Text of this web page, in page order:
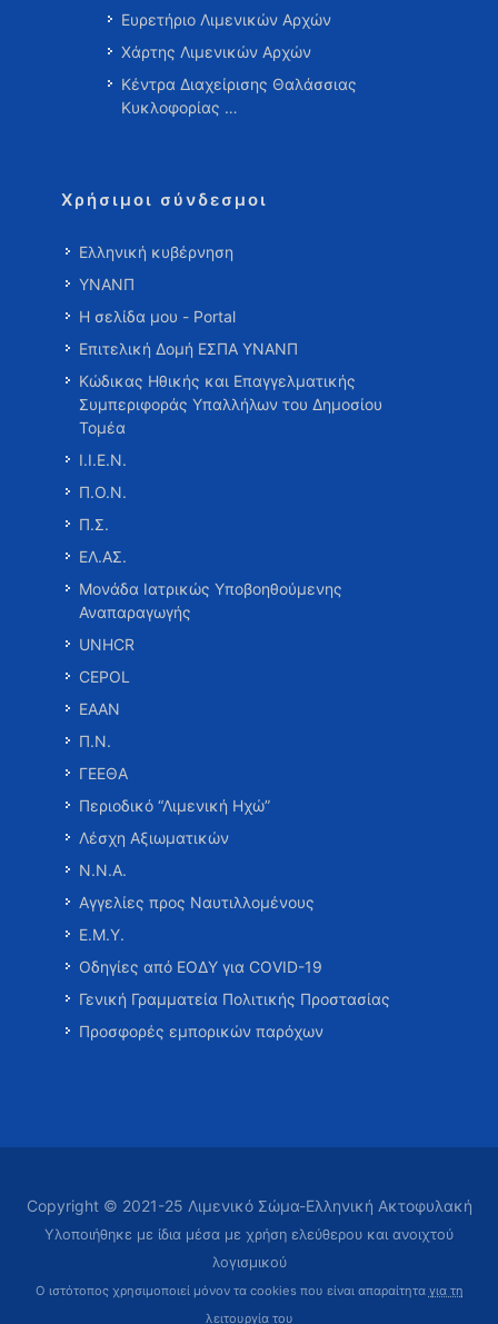
Ευρετήριο Λιμενικών Αρχών
Χάρτης Λιμενικών Αρχών
Κέντρα Διαχείρισης Θαλάσσιας
Κυκλοφορίας …
Χρήσιμοι σύνδεσμοι
Ελληνική κυβέρνηση
ΥΝΑΝΠ
Η σελίδα μου - Portal
Επιτελική Δομή ΕΣΠΑ ΥΝΑΝΠ
Κώδικας Ηθικής και Επαγγελματικής
Συμπεριφοράς Υπαλλήλων του Δημοσίου
Τομέα
Ι.Ι.Ε.Ν.
Π.Ο.Ν.
Π.Σ.
ΕΛ.ΑΣ.
Μονάδα Ιατρικώς Υποβοηθούμενης
Αναπαραγωγής
UNHCR
CEPOL
ΕΑΑΝ
Π.Ν.
ΓΕΕΘΑ
Περιοδικό “Λιμενική Ηχώ”
Λέσχη Αξιωματικών
Ν.Ν.Α.
Αγγελίες προς Ναυτιλλομένους
Ε.Μ.Υ.
Οδηγίες από ΕΟΔΥ για COVID-19
Γενική Γραμματεία Πολιτικής Προστασίας
Προσφορές εμπορικών παρόχων
Copyright © 2021-25 Λιμενικό Σώμα-Ελληνική Ακτοφυλακή
Υλοποιήθηκε με ίδια μέσα με χρήση ελεύθερου και ανοιχτού
λογισμικού
Ο ιστότοπος χρησιμοποιεί μόνον τα cookies που είναι απαραίτητα για τη
λειτουργία του